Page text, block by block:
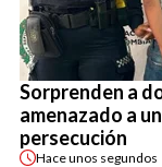
Sorprenden a
amenazado a
persecución
Haceunos segundos